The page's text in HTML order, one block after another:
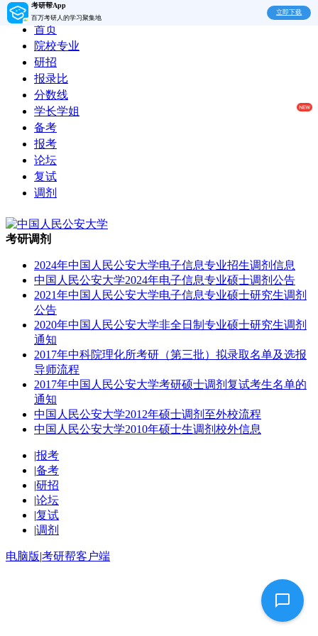
考研帮App
百万考研人的学习聚集地
立即下载
首页
院校专业
研招
报录比
分数线
学长学姐
备考
报考
论坛
复试
调剂
考研调剂
2024年中国人民公安大学电子信息专业招生调剂信息
中国人民公安大学2024年电子信息专业硕士调剂公告
2021年中国人民公安大学电子信息专业硕士研究生调剂
公告
2020年中国人民公安大学非全日制专业硕士研究生调剂
通知
2017年中科院理化所考研（第三批）拟录取名单及选报
导师流程
2017年中国人民公安大学考研硕士调剂复试考生名单的
通知
中国人民公安大学2012年硕士调剂至外校流程
中国人民公安大学2010年硕士生调剂校外信息
|报考
|备考
|研招
|论坛
|复试
|调剂
电脑版|考研帮客户端